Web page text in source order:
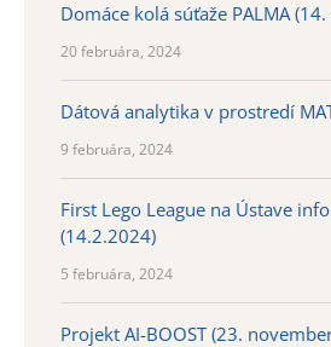
Domáce kolá súťaže PALMA
20 februára, 2024
Dátová analytika v prostredí
9 februára, 2024
First Lego League na Ústave
(14.2.2024)
5 februára, 2024
Projekt AI-BOOST (23.